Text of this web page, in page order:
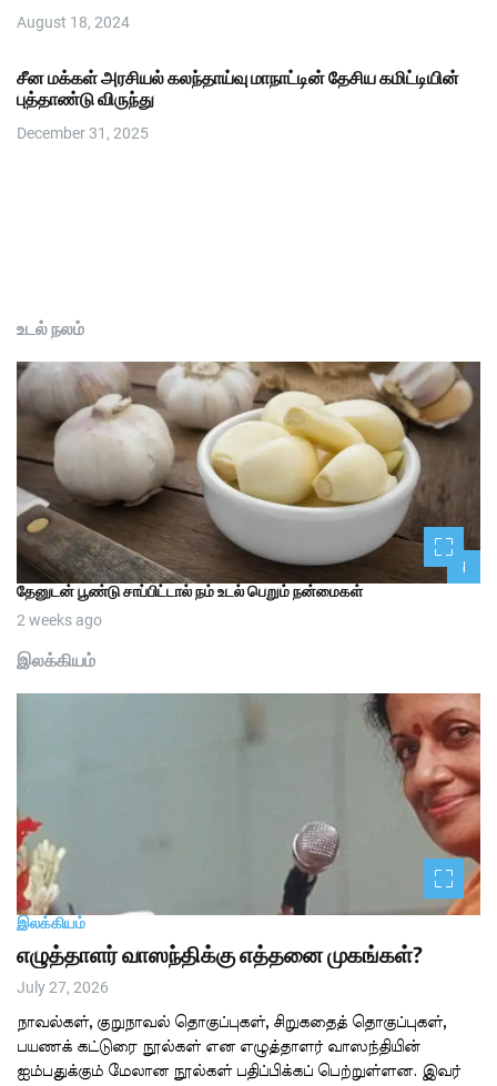
August 18, 2024
சீன மக்கள் அரசியல் கலந்தாய்வு மாநாட்டின் தேசிய கமிட்டியின்
புத்தாண்டு விருந்து
December 31, 2025
உடல் நலம்
1
தேனுடன் பூண்டு சாப்பிட்டால் நம் உடல் பெறும் நன்மைகள்
2 weeks ago
இலக்கியம்
இலக்கியம்
எழுத்தாளர் வாஸந்திக்கு எத்தனை முகங்கள்?
July 27, 2026
நாவல்கள், குறுநாவல் தொகுப்புகள், சிறுகதைத் தொகுப்புகள்,
பயணக் கட்டுரை நூல்கள் என எழுத்தாளர் வாஸந்தியின்
ஐம்பதுக்கும் மேலான நூல்கள் பதிப்பிக்கப் பெற்றுள்ளன. இவர்